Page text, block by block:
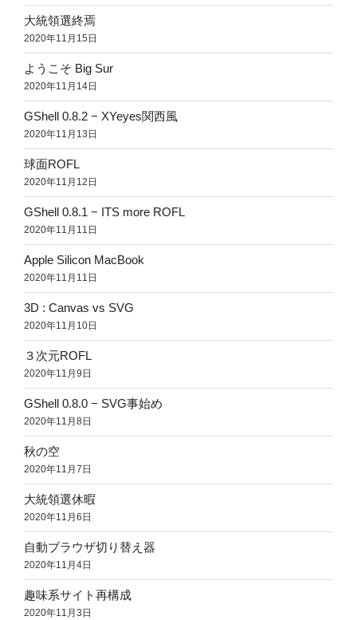
大統領選終焉
2020年11月15日
ようこそ Big Sur
2020年11月14日
GShell 0.8.2 − XYeyes関西風
2020年11月13日
球面ROFL
2020年11月12日
GShell 0.8.1 − ITS more ROFL
2020年11月11日
Apple Silicon MacBook
2020年11月11日
3D : Canvas vs SVG
2020年11月10日
３次元ROFL
2020年11月9日
GShell 0.8.0 − SVG事始め
2020年11月8日
秋の空
2020年11月7日
大統領選休暇
2020年11月6日
自動ブラウザ切り替え器
2020年11月4日
趣味系サイト再構成
2020年11月3日